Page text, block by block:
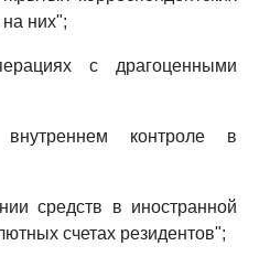
на них";
с драгоценными
контроле в
средств в иностранной
счетах резидентов";